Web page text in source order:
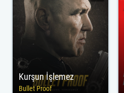
Kurşun İşlemez
Bullet Proof